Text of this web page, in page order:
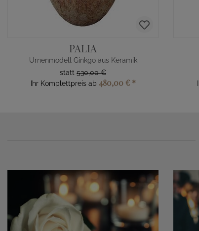
PALIA
Urnenmodell Ginkgo aus Keramik
statt 530,00 €
Ihr Komplettpreis ab 480,00 € *